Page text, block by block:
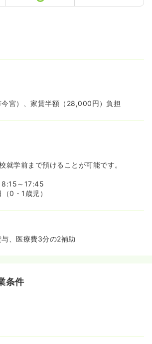
今宮）、家賃半額（28,000円）負担
就学前まで預けることが可能です。
8:15～17:45
0・1歳児）
、医療費3分の2補助
条件